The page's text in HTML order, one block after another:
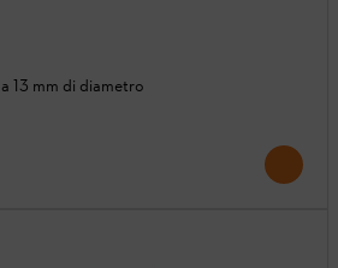
13 mm di diametro